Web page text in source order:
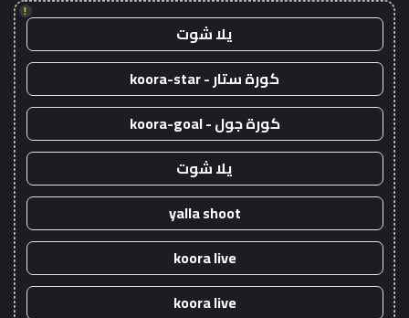
!
يلا شوت
كورة ستار - koora-star
كورة جول - koora-goal
يلا شوت
yalla shoot
koora live
koora live